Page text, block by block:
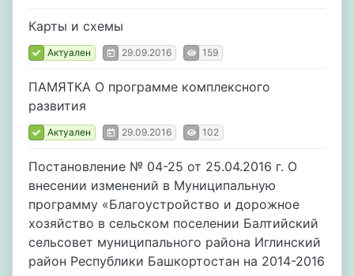
Карты и схемы
Актуален 29.09.2016 159
ПАМЯТКА О программе комплексного
развития
Актуален 29.09.2016 102
Постановление № 04-25 от 25.04.2016 г. О
внесении изменений в Муниципальную
программу «Благоустройство и дорожное
хозяйство в сельском поселении Балтийский
сельсовет муниципального района Иглинский
район Республики Башкортостан на 2014-2016